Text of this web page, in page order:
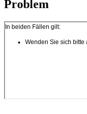
Problem